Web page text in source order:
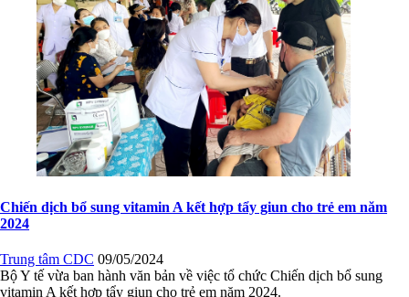
Chiến dịch bổ sung vitamin A kết hợp tẩy giun cho trẻ em năm
Trung tâm CDC 09/05/2024
Bộ Y tế vừa ban hành văn bản về việc tổ chức Chiến dịch bổ sung
vitamin A kết hợp tẩy giun cho trẻ em năm 2024.
Đọc thêm